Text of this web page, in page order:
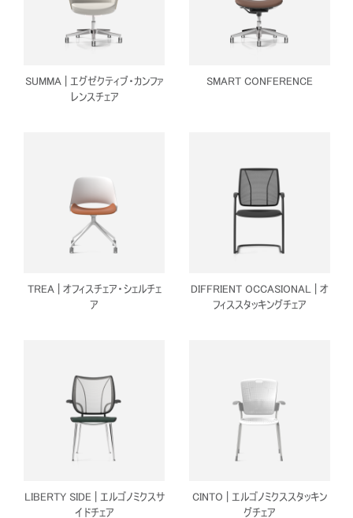
SUMMA | エグゼクティブ・カンファ
レンスチェア
SMART CONFERENCE
TREA | オフィスチェア・シェルチェ
ア
DIFFRIENT OCCASIONAL | オ
フィススタッキングチェア
LIBERTY SIDE | エルゴノミクスサ
イドチェア
CINTO | エルゴノミクススタッキン
グチェア